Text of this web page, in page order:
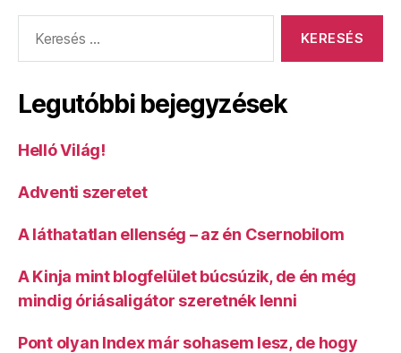
Legutóbbi bejegyzések
Helló Világ!
Adventi szeretet
A láthatatlan ellenség – az én Csernobilom
A Kinja mint blogfelület búcsúzik, de én még
mindig óriásaligátor szeretnék lenni
Pont olyan Index már sohasem lesz, de hogy